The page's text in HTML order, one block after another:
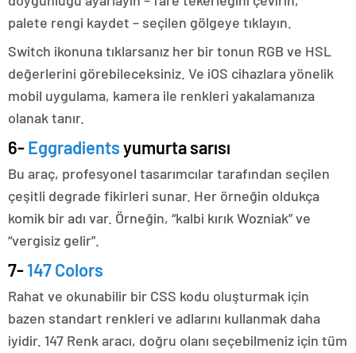
palete rengi kaydet – seçilen gölgeye tıklayın.
Switch ikonuna tıklarsanız her bir tonun RGB ve HSL
değerlerini görebileceksiniz. Ve iOS cihazlara yönelik
mobil uygulama, kamera ile renkleri yakalamanıza
olanak tanır.
6-Eggradientsyumurta sarısı
Bu araç, profesyonel tasarımcılar tarafından seçilen
çeşitli degrade fikirleri sunar. Her örneğin oldukça
komik bir adı var. Örneğin, “kalbi kırık Wozniak” ve
“vergisiz gelir”.
7-147 Colors
Rahat ve okunabilir bir CSS kodu oluşturmak için
bazen standart renkleri ve adlarını kullanmak daha
iyidir. 147 Renk aracı, doğru olanı seçebilmeniz için tüm